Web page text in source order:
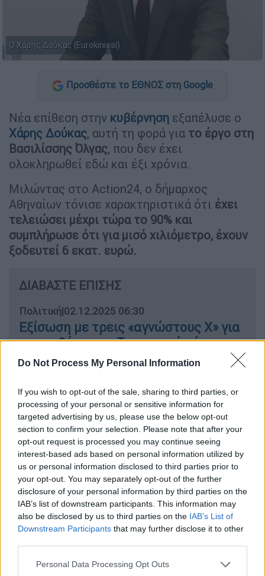
Do Not Process My Personal Information
If you wish to opt-out of the sale, sharing to third parties, or
processing of your personal or sensitive information for
targeted advertising by us, please use the below opt-out
section to confirm your selection. Please note that after your
opt-out request is processed you may continue seeing
interest-based ads based on personal information utilized by
us or personal information disclosed to third parties prior to
your opt-out. You may separately opt-out of the further
disclosure of your personal information by third parties on the
IAB’s list of downstream participants. This information may
also be disclosed by us to third parties on the IAB’s List of
Downstream Participants that may further disclose it to other
Please note that this website/app uses one or more Google
Personal Data Processing Opt Outs
Ο Χάρης Δούκας (Eurokinissi)
Προσθέστε το ΕΘΝΟΣ στη Google
Νέα επίθεση στην κυβέρνηση εξαπέλυσε ο
Χάρης Δούκας, αυτή τη φορά για το έργο στη
Βασιλίσσης Όλγας, που δεν έχει
ολοκληρωθεί εδώ και έξι χρόνια.
Μιλώντας στο Action24, ο δήμαρχος
Αθηναίων τόνισε χαρακτηριστικά ότι έχει
τελειώσει μέχρι τώρα το 90% και
συμπλήρωσε ότι για μισό χιλιόμετρο, έχουν
ξοδευτεί 6 εκατ. ευρώ.
ΔΙΑΒΑΣΤΕ ΕΠΙΣΗΣ
Πολιτική|02.12.2025 06:30
Εξίσωση με τρεις «αγνώστους Χ» για
την κυβέρνηση: Τα ανοιχτά μέτωπα
που «καίνε»
Πολιτική|02.12.2025 09:16
Σιμόπουλος για αγρότες: «Πρέπει να
επέμβει η αστυνομία και να
τελειώνει το κλείσιμο των δρόμων -
Και με βία ακόμη»
Μάλιστα, όπως είπε ο κ. Δούκας,
ενημερώθηκε από την ανάδοχο εταιρεία ότι
της οφείλονται 2,5 εκατ. ευρώαπό τα 6 που
θα λάμβανε και δεν έκρυψε την ανησυχία του